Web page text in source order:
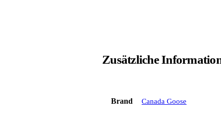
Zusätzliche
Brand Canada Goose